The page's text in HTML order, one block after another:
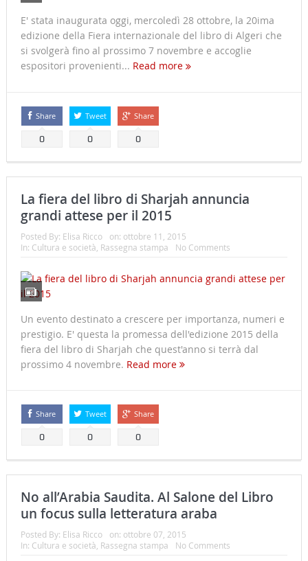
E' stata inaugurata oggi, mercoledì 28 ottobre, la 20ima
edizione della Fiera internazionale del libro di Algeri che
si svolgerà fino al prossimo 7 novembre e accoglie
espositori provenienti... Read more
Share
0
Tweet
0
Share
0
La fiera del libro di Sharjah annuncia
grandi attese per il 2015
Posted By: Elisa Ricco on: ottobre 11, 2015
In: Cultura e società Rassegna stampa No Comments
Un evento destinato a crescere per importanza, numeri e
prestigio. E' questa la promessa dell'edizione 2015 della
fiera del libro di Sharjah che quest'anno si terrà dal
prossimo 4 novembre. Read more
Share
0
Tweet
0
Share
0
No all’Arabia Saudita. Al Salone del Libro
un focus sulla letteratura araba
Posted By: Elisa Ricco on: ottobre 07, 2015
In: Cultura e società Rassegna stampa No Comments